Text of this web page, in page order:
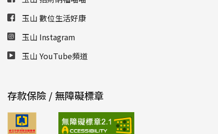
玉山 數位生活好康
玉山 Instagram
玉山 YouTube頻道
存款保險 / 無障礙標章